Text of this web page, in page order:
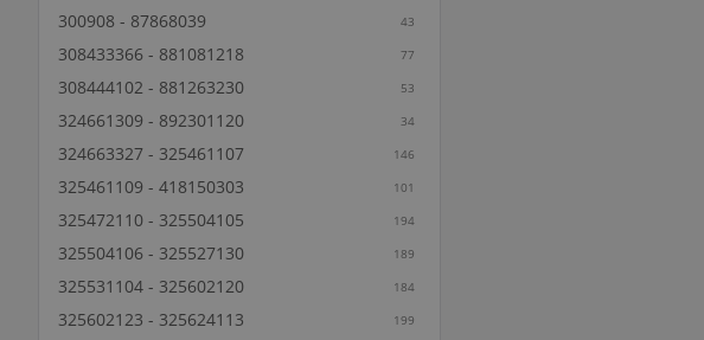
300908 - 87868039 43
308433366 - 881081218 77
308444102 - 881263230 53
324661309 - 892301120 34
324663327 - 325461107 146
325461109 - 418150303 101
325472110 - 325504105 194
325504106 - 325527130 189
325531104 - 325602120 184
325602123 - 325624113 199